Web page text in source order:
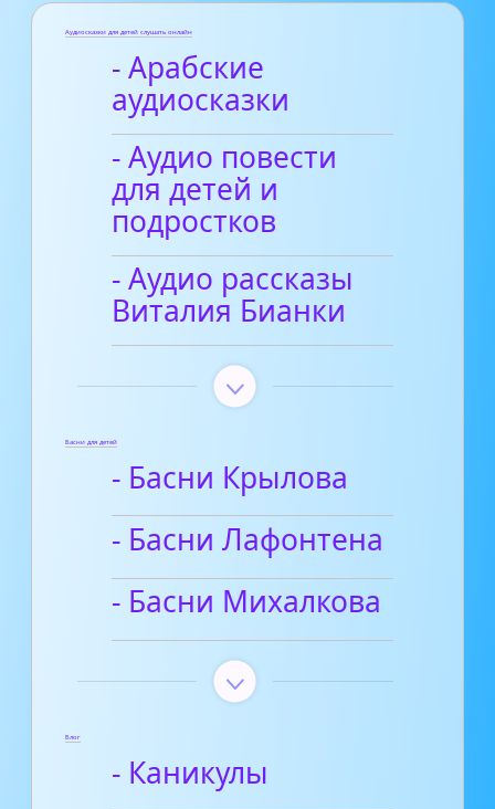
Аудиосказки для детей слушать онлайн
- Арабские
аудиосказки
- Аудио повести
для детей и
подростков
- Аудио рассказы
Виталия Бианки
Басни для детей
- Басни Крылова
- Басни Лафонтена
- Басни Михалкова
Блог
- Каникулы